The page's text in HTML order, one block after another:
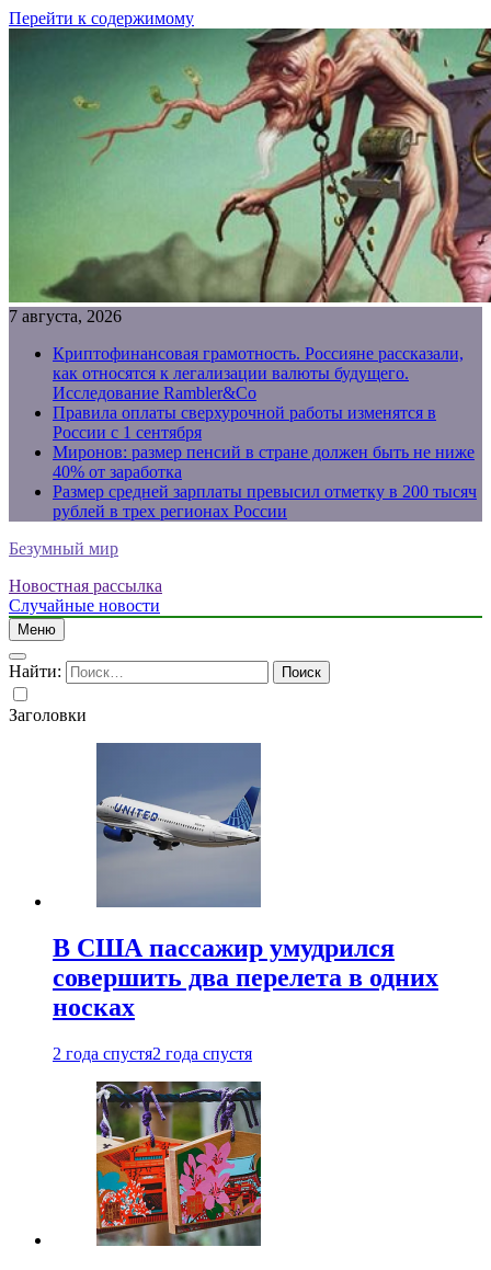
Перейти к содержимому
7 августа, 2026
Криптофинансовая грамотность. Россияне рассказали,
как относятся к легализации валюты будущего.
Исследование Rambler&Co
Правила оплаты сверхурочной работы изменятся в
России с 1 сентября
Миронов: размер пенсий в стране должен быть не ниже
40% от заработка
Размер средней зарплаты превысил отметку в 200 тысяч
рублей в трех регионах России
Безумный мир
Новостная рассылка
Случайные новости
Меню
Найти:
Заголовки
В США пассажир умудрился
совершить два перелета в одних
носках
2 года спустя2 года спустя